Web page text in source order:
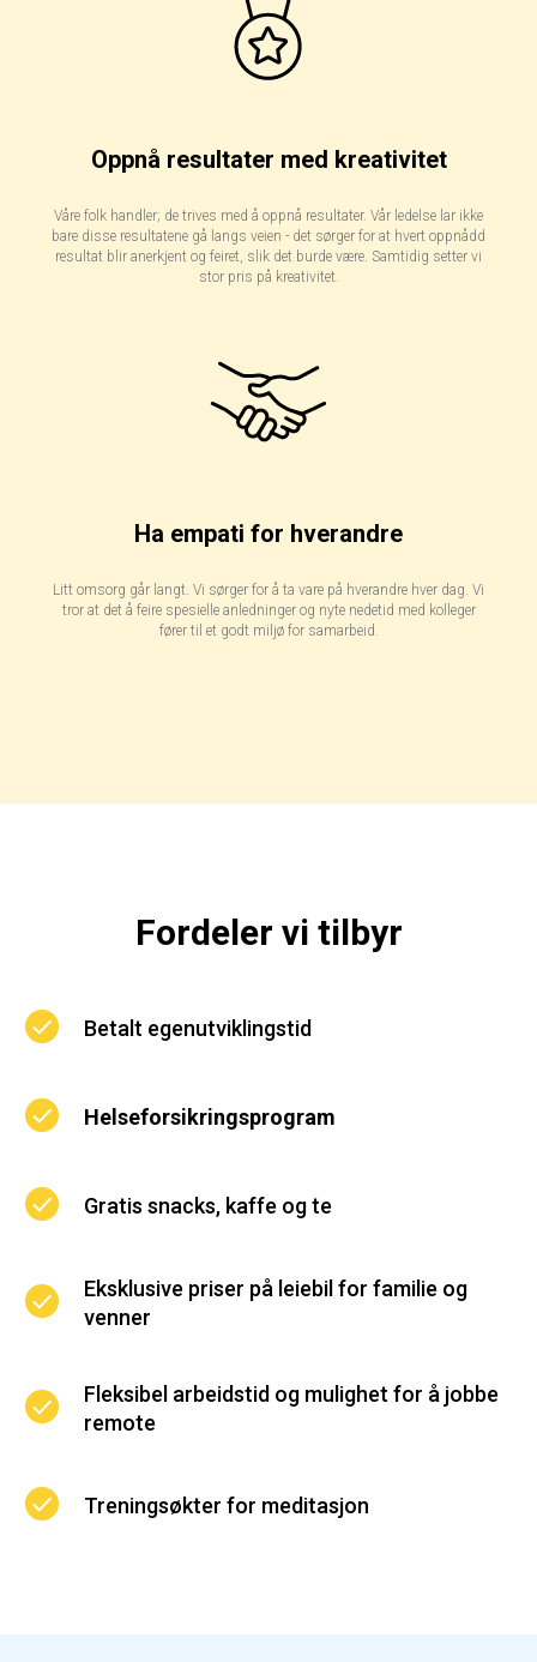
Oppnå resultater med kreativitet
Våre folk handler; de trives med å oppnå resultater. Vår ledelse lar ikke
bare disse resultatene gå langs veien - det sørger for at hvert oppnådd
resultat blir anerkjent og feiret, slik det burde være. Samtidig setter vi
stor pris på kreativitet.
Ha empati for hverandre
Litt omsorg går langt. Vi sørger for å ta vare på hverandre hver dag. Vi
tror at det å feire spesielle anledninger og nyte nedetid med kolleger
fører til et godt miljø for samarbeid.
Fordeler vi tilbyr
Betalt egenutviklingstid
Helseforsikringsprogram
Gratis snacks, kaffe og te
Eksklusive priser på leiebil for familie og
venner
Fleksibel arbeidstid og mulighet for å jobbe
remote
Treningsøkter for meditasjon